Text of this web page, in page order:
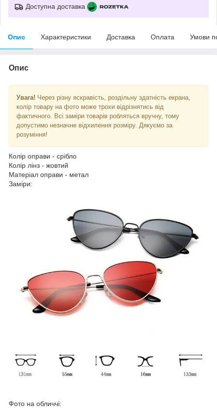
Доступна доставка
Опис Характеристики Доставка Оплата Умови
Опис
Увага! Через різну яскравість, роздільну здатність екрана,
колір товару на фото може трохи відрізнятись від
фактичного. Всі заміри товарів робляться вручну, тому
допустимо незначне відхилення розміру. Дякуємо за
розуміння!
Колір оправи - срібло
Колір лінз - жовтий
Матеріал оправи - метал
Заміри:
Фото на обличчі: